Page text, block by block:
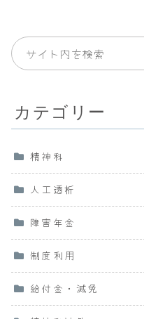
カテゴリー
精神科
人工透析
障害年金
制度利用
給付金・減免